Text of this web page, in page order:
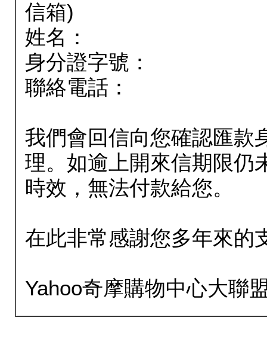
信箱)
姓名：
身分證字號：
聯絡電話：
我們會回信向您確認匯款
理。如逾上開來信期限仍
時效，無法付款給您。
在此非常感謝您多年來的
Yahoo奇摩購物中心大